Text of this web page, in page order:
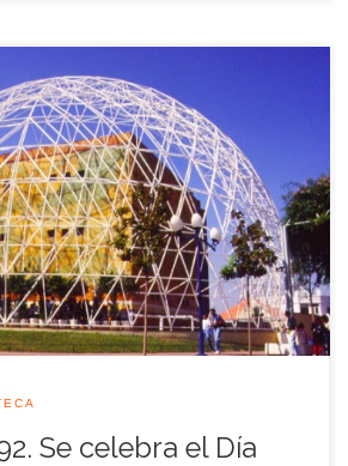
de 1992 se celebró en el recinto de la
conjunto del Programa de las
el Medio Ambiente (PNUMA), el
Unidas para el Desarrollo (PNUD) y
Unidas para la […]
Se celebra el Día